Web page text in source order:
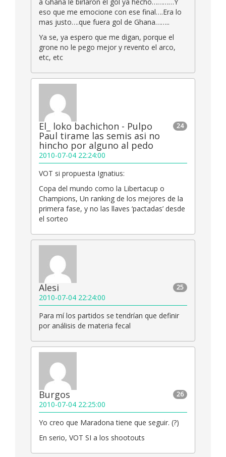
eso que me emocione con ese final….Era lo
mas justo….que fuera gol de Ghana……..
Ya se, ya espero que me digan, porque el
grone no le pego mejor y revento el arco,
etc, etc
24
El_ loko bachichon - Pulpo
Paul tirame las semis asi no
hincho por alguno al pedo
2010-07-04 22:24:00
VOT si propuesta Ignatius:
Copa del mundo como la Libertacup o
Champions, Un ranking de los mejores de la
primera fase, y no las llaves ‘pactadas’ desde
el sorteo
25
Alesi
2010-07-04 22:24:00
Para mí los partidos se tendrían que definir
por análisis de materia fecal
26
Burgos
2010-07-04 22:25:00
Yo creo que Maradona tiene que seguir. (?)
En serio, VOT SI a los shootouts